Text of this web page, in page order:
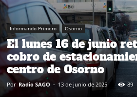
Informando Primero Osorno
El lunes 16 de junio
cobro de
centro de Osorno
Por Radio SAGO - 13 de junio de 2025 89